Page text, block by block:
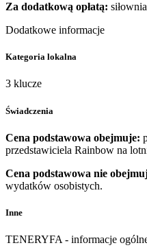
Za dodatkową opłatą:
Dodatkowe informacje
Kategoria lokalna
3 klucze
Świadczenia
Cena podstawowa obejmuje:
przedstawiciela Rainbow na
Cena podstawowa nie
wydatków osobistych.
Inne
TENERYFA - informacje